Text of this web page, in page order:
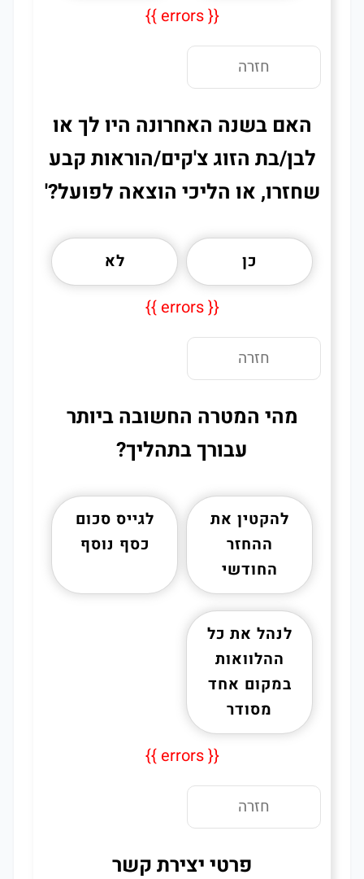
{{ errors }}
חזרה
האם בשנה האחרונה היו לך או
לבן/בת הזוג צ'קים/הוראות קבע
שחזרו, או הליכי הוצאה לפועל?'
כן לא
{{ errors }}
חזרה
מהי המטרה החשובה ביותר
עבורך בתהליך?
להקטין את
ההחזר
החודשי
לגייס סכום
כסף נוסף
לנהל את כל
ההלוואות
במקום אחד
מסודר
{{ errors }}
חזרה
פרטי יצירת קשר